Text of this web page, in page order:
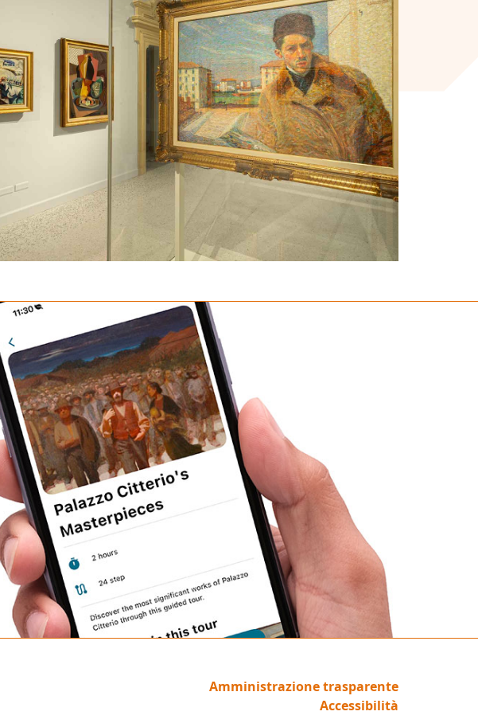
Amministrazione trasparente
Accessibilità